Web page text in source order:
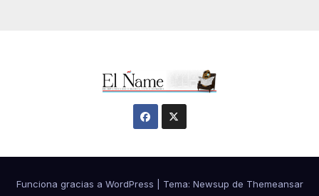
Funciona gracias a WordPress Tema: Newsup de Themeansar